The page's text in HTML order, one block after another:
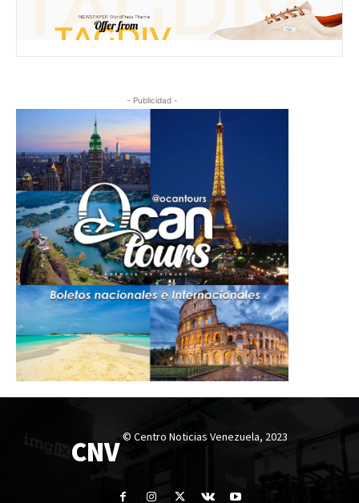
- Publicidad -
CNV © Centro Noticias Venezuela, 2023